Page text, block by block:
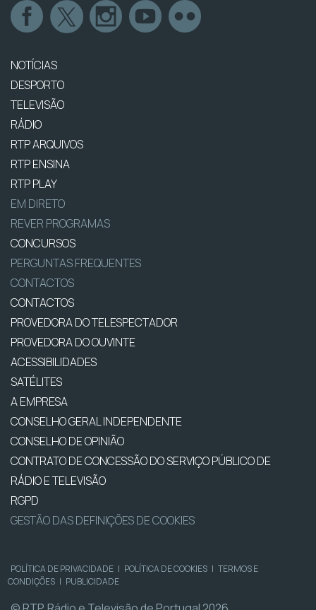
NOTÍCIAS
DESPORTO
TELEVISÃO
RÁDIO
RTP ARQUIVOS
RTP ENSINA
RTP PLAY
EM DIRETO
REVER PROGRAMAS
CONCURSOS
PERGUNTAS FREQUENTES
CONTACTOS
CONTACTOS
PROVEDORA DO TELESPECTADOR
PROVEDORA DO OUVINTE
ACESSIBILIDADES
SATÉLITES
A EMPRESA
CONSELHO GERAL INDEPENDENTE
CONSELHO DE OPINIÃO
CONTRATO DE CONCESSÃO DO SERVIÇO PÚBLICO DE
RÁDIO E TELEVISÃO
RGPD
GESTÃO DAS DEFINIÇÕES DE COOKIES
POLÍTICA DE PRIVACIDADE | POLÍTICA DE COOKIES | TERMOS E
CONDIÇÕES | PUBLICIDADE